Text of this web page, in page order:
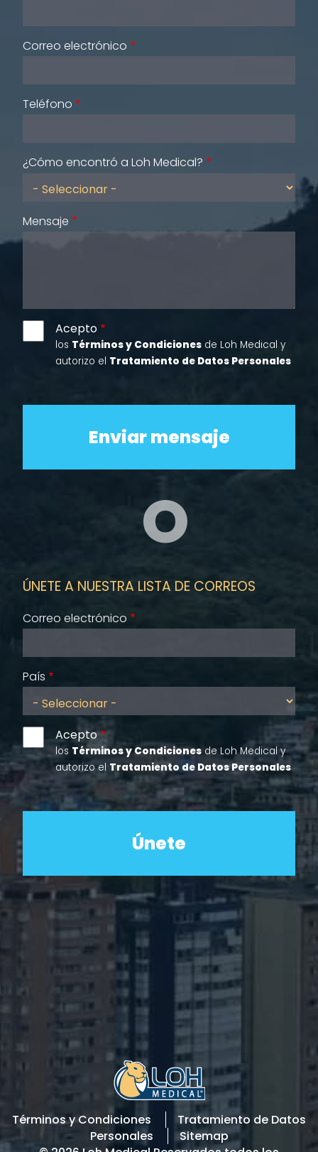
Correo electrónico
Teléfono
¿Cómo encontró a Loh Medical?
Mensaje
Acepto
los Términos y Condiciones de Loh Medical y
autorizo el Tratamiento de Datos Personales
O
ÚNETE A NUESTRA LISTA DE CORREOS
Correo electrónico
País
Acepto
los Términos y Condiciones de Loh Medical y
autorizo el Tratamiento de Datos Personales
Términos y Condiciones
Tratamiento de Datos
Personales
Sitemap